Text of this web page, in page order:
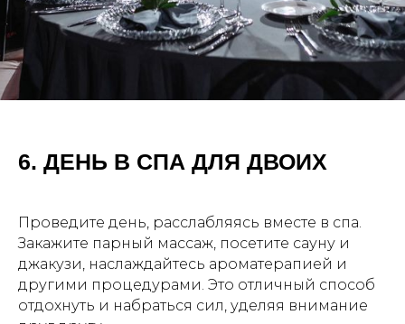
6. ДЕНЬ В СПА ДЛЯ ДВОИХ
Проведите день, расслабляясь вместе в спа.
Закажите парный массаж, посетите сауну и
джакузи, наслаждайтесь ароматерапией и
другими процедурами. Это отличный способ
отдохнуть и набраться сил, уделяя внимание